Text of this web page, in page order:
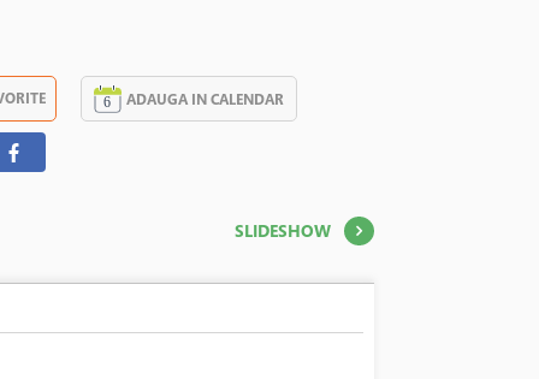
ADAUGA IN CALENDAR
SLIDESHOW